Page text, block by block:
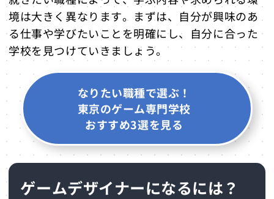
境は大きく異なります。まずは、自分が興味のあ
る仕事や学びたいことを明確にし、自分に合った
学校を見つけていきましょう。
なりたい職種で選ぶ！
東京のゲーム専門学校
おすすめ3選を見る
ゲームデザイナーになるには？